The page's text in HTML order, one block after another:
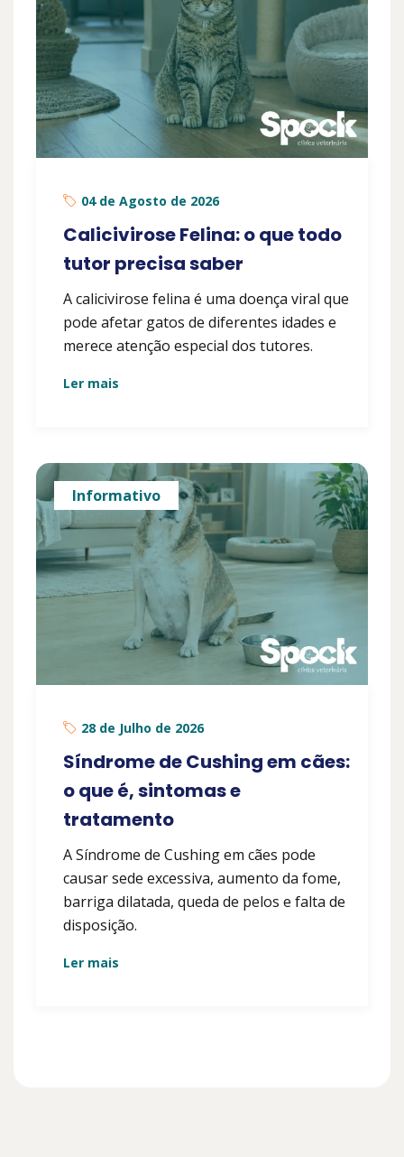
04 de Agosto de 2026
Calicivirose Felina: o que todo
tutor precisa saber
A calicivirose felina é uma doença viral que
pode afetar gatos de diferentes idades e
merece atenção especial dos tutores.
Ler mais
Informativo
28 de Julho de 2026
Síndrome de Cushing em cães:
o que é, sintomas e
tratamento
A Síndrome de Cushing em cães pode
causar sede excessiva, aumento da fome,
barriga dilatada, queda de pelos e falta de
disposição.
Ler mais